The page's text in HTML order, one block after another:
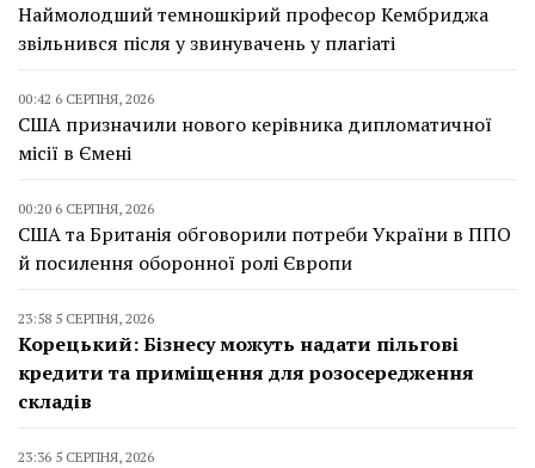
Наймолодший темношкірий професор Кембриджа
звільнився після у звинувачень у плагіаті
00:42 6 СЕРПНЯ, 2026
США призначили нового керівника дипломатичної
місії в Ємені
00:20 6 СЕРПНЯ, 2026
США та Британія обговорили потреби України в ППО
й посилення оборонної ролі Європи
23:58 5 СЕРПНЯ, 2026
Корецький: Бізнесу можуть надати пільгові
кредити та приміщення для розосередження
складів
23:36 5 СЕРПНЯ, 2026